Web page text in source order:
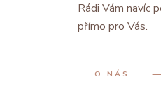
Rádi Vám navíc
přímo pro Vás.
O NÁS